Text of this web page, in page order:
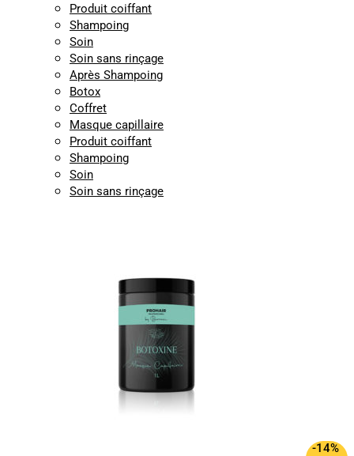
Produit coiffant
Shampoing
Soin
Soin sans rinçage
Après Shampoing
Botox
Coffret
Masque capillaire
Produit coiffant
Shampoing
Soin
Soin sans rinçage
-14%